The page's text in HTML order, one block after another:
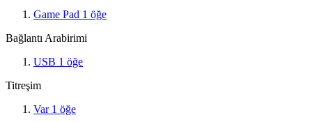
Game Pad 1 öğe
Bağlantı Arabirimi
USB 1 öğe
Titreşim
Var 1 öğe